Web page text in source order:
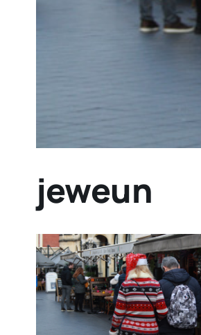
jeweun